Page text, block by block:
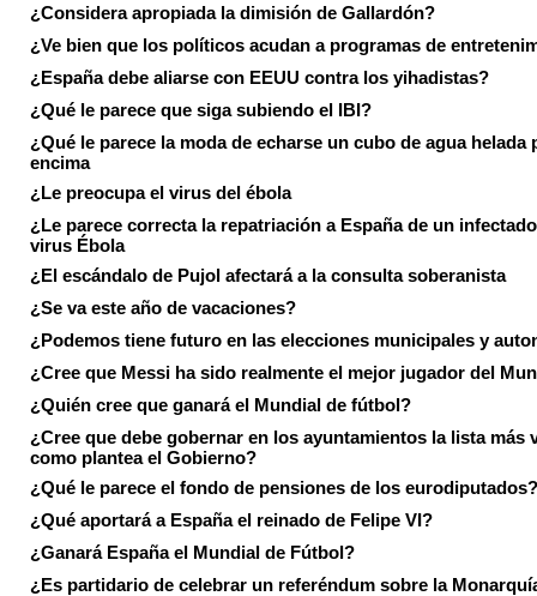
¿Considera apropiada la dimisión de Gallardón?
¿Ve bien que los políticos acudan a programas de
¿España debe aliarse con EEUU contra los yihadistas?
¿Qué le parece que siga subiendo el IBI?
¿Qué le parece la moda de echarse un cubo de agua helada
encima
¿Le preocupa el virus del ébola
¿Le parece correcta la repatriación a España de un
virus Ébola
¿El escándalo de Pujol afectará a la consulta soberanista
¿Se va este año de vacaciones?
¿Podemos tiene futuro en las elecciones municipales y
¿Cree que Messi ha sido realmente el mejor jugador del
¿Quién cree que ganará el Mundial de fútbol?
¿Cree que debe gobernar en los ayuntamientos la lista más
como plantea el Gobierno?
¿Qué le parece el fondo de pensiones de los eurodiputados?
¿Qué aportará a España el reinado de Felipe VI?
¿Ganará España el Mundial de Fútbol?
¿Es partidario de celebrar un referéndum sobre la